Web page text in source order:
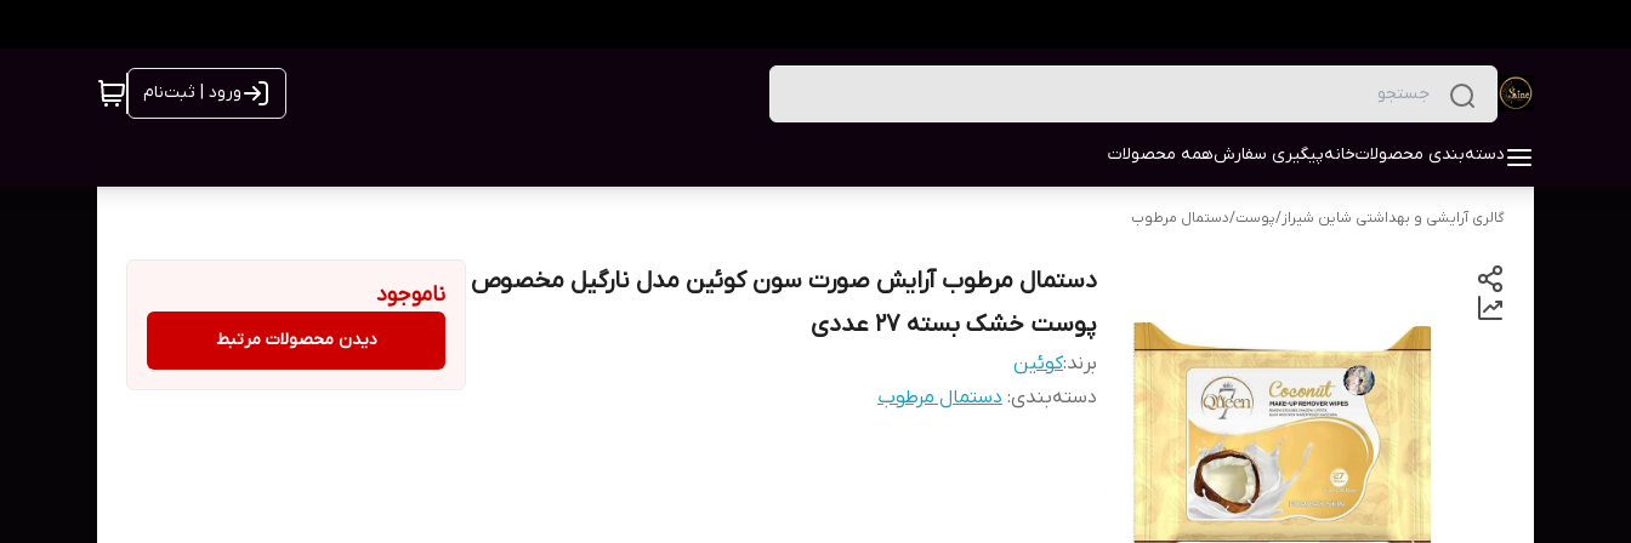
ورود | ثبت‌نام
دسته‌بندی محصولاتخانهپیگیری سفارشهمه محصولات
گالری آرایشی و بهداشتی شاین شیراز/پوست/دستمال مرطوب
دستمال مرطوب آرایش صورت سون کوئین مدل نارگیل مخصوص
پوست خشک بسته 27 عددی
برند:کوئین
دسته‌بندی: دستمال مرطوب
ناموجود
دیدن محصولات مرتبط